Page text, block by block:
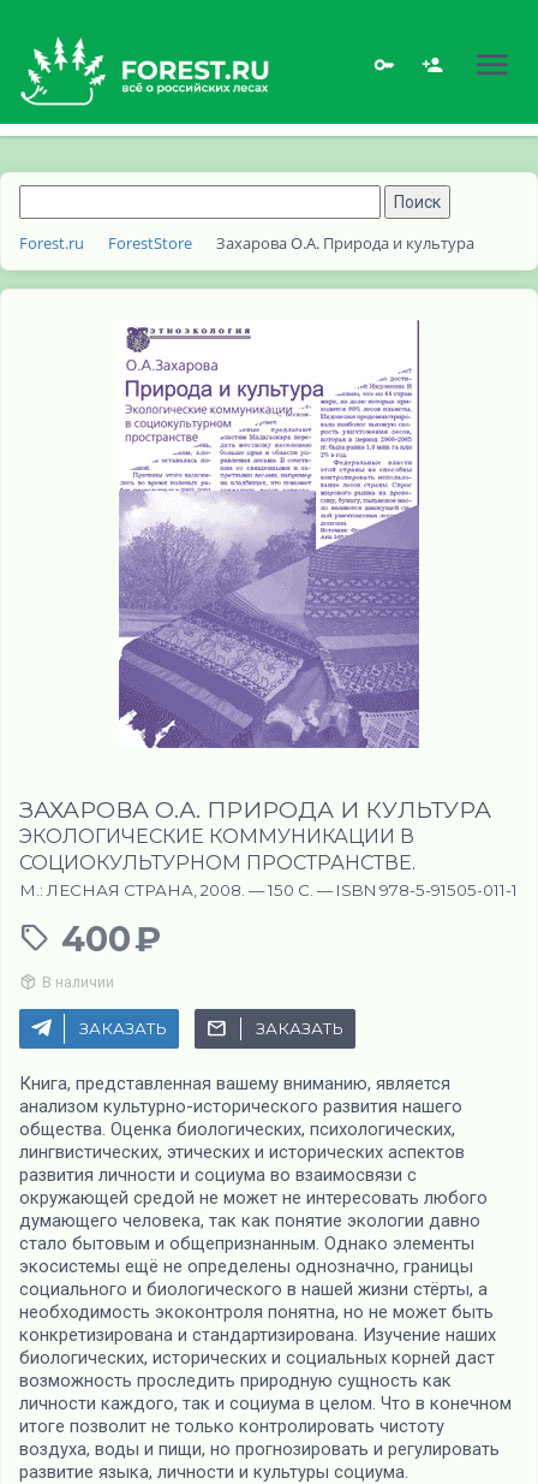
Forest.ru ForestStore Захарова О.А. Природа и культура
ЗАХАРОВА О.А. ПРИРОДА И КУЛЬТУРА
ЭКОЛОГИЧЕСКИЕ КОММУНИКАЦИИ В
СОЦИОКУЛЬТУРНОМ ПРОСТРАНСТВЕ.
М.: ЛЕСНАЯ СТРАНА, 2008. — 150 С. — ISBN 978-5-91505-011-1
400
В наличии
ЗАКАЗАТЬ ЗАКАЗАТЬ
Книга, представленная вашему вниманию, является
анализом культурно-исторического развития нашего
общества. Оценка биологических, психологических,
лингвистических, этических и исторических аспектов
развития личности и социума во взаимосвязи с
окружающей средой не может не интересовать любого
думающего человека, так как понятие экологии давно
стало бытовым и общепризнанным. Однако элементы
экосистемы ещё не определены однозначно, границы
социального и биологического в нашей жизни стёрты, а
необходимость экоконтроля понятна, но не может быть
конкретизирована и стандартизирована. Изучение наших
биологических, исторических и социальных корней даст
возможность проследить природную сущность как
личности каждого, так и социума в целом. Что в конечном
итоге позволит не только контролировать чистоту
воздуха, воды и пищи, но прогнозировать и регулировать
развитие языка, личности и культуры социума.